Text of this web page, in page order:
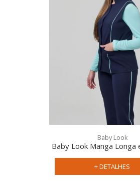
Baby Look
Baby Look Manga Longa
+ DETALHES